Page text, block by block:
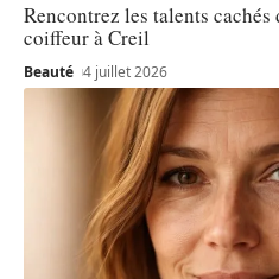
Rencontrez les talents
coiffeur à Creil
Beauté 4 juillet 2026